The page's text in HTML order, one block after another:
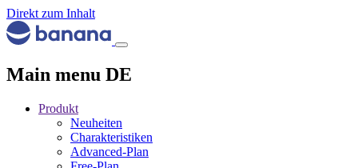
Direkt zum Inhalt
Main menu DE
Produkt
Neuheiten
Charakteristiken
Advanced-Plan